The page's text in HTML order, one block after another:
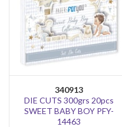
340913
DIE CUTS 300grs 20pcs
SWEET BABY BOY PFY-
14463